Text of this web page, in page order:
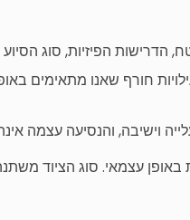
הדרישות הפיזיות, סוג
חורף שאנו מתאימים
וישיבה, והנסיעה עצמה
באופן עצמאי. סוג הציוד